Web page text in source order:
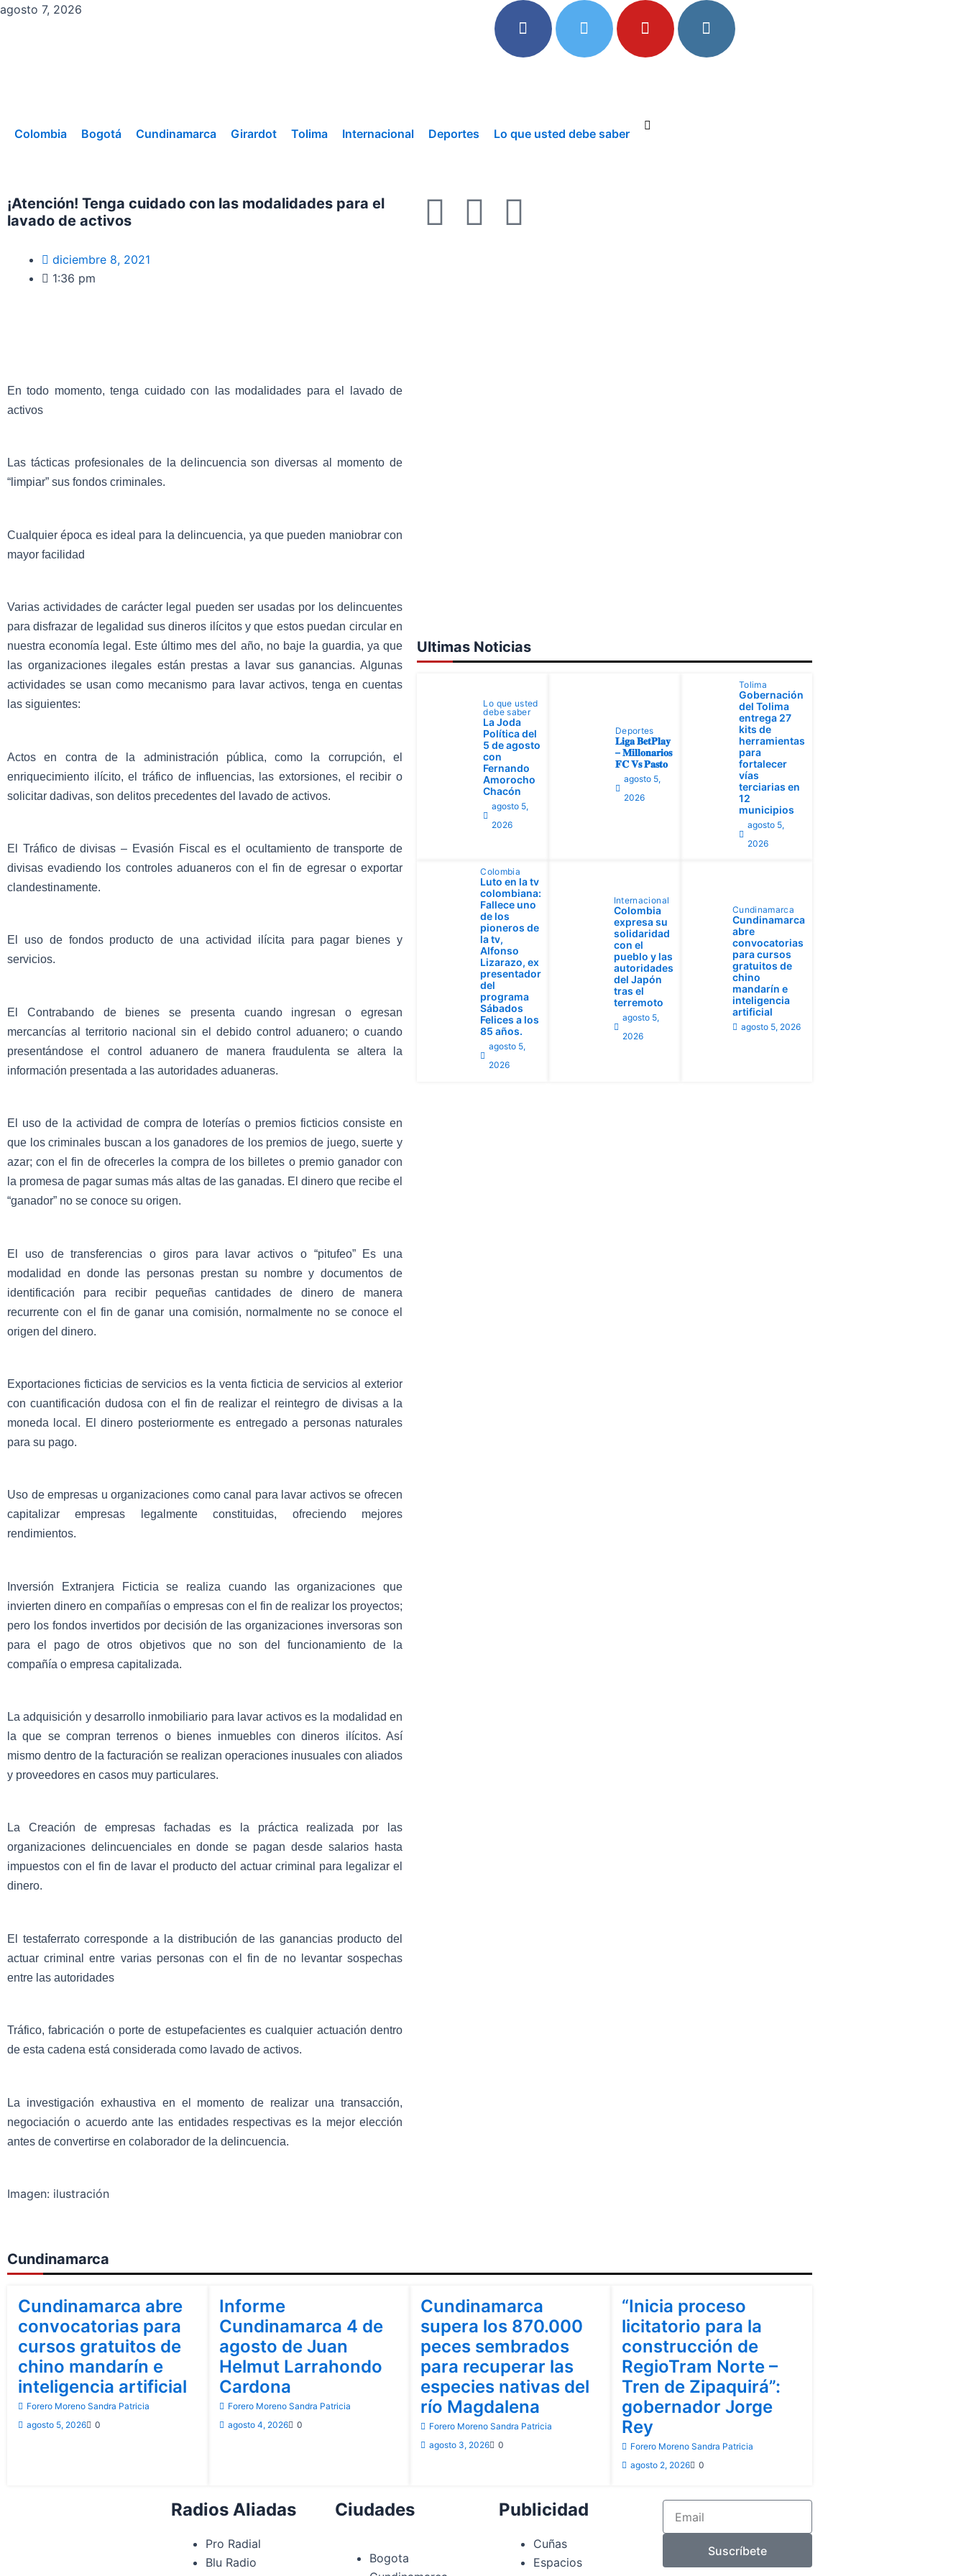
Ir
agosto 7, 2026
Colombia Bogotá Cundinamarca Girardot Tolima Internacional Deportes Lo que usted debe saber
¡Atención! Tenga cuidado con las modalidades para el
lavado de activos
F
T
Y
diciembre 8, 2021
1:36 pm
En todo momento, tenga cuidado con las modalidades para el lavado de
activos
Las tácticas profesionales de la delincuencia son diversas al momento de
“limpiar” sus fondos criminales.
Cualquier época es ideal para la delincuencia, ya que pueden maniobrar con
mayor facilidad
Varias actividades de carácter legal pueden ser usadas por los delincuentes
para disfrazar de legalidad sus dineros ilícitos y que estos puedan circular en
nuestra economía legal. Este último mes del año, no baje la guardia, ya que
las organizaciones ilegales están prestas a lavar sus ganancias. Algunas
actividades se usan como mecanismo para lavar activos, tenga en cuentas
las siguientes:
Actos en contra de la administración pública, como la corrupción, el
enriquecimiento ilícito, el tráfico de influencias, las extorsiones, el recibir o
solicitar dadivas, son delitos precedentes del lavado de activos.
El Tráfico de divisas – Evasión Fiscal es el ocultamiento de transporte de
divisas evadiendo los controles aduaneros con el fin de egresar o exportar
clandestinamente.
El uso de fondos producto de una actividad ilícita para pagar bienes y
servicios.
El Contrabando de bienes se presenta cuando ingresan o egresan
mercancías al territorio nacional sin el debido control aduanero; o cuando
presentándose el control aduanero de manera fraudulenta se altera la
información presentada a las autoridades aduaneras.
El uso de la actividad de compra de loterías o premios ficticios consiste en
que los criminales buscan a los ganadores de los premios de juego, suerte y
azar; con el fin de ofrecerles la compra de los billetes o premio ganador con
la promesa de pagar sumas más altas de las ganadas. El dinero que recibe el
“ganador” no se conoce su origen.
El uso de transferencias o giros para lavar activos o “pitufeo” Es una
modalidad en donde las personas prestan su nombre y documentos de
identificación para recibir pequeñas cantidades de dinero de manera
recurrente con el fin de ganar una comisión, normalmente no se conoce el
origen del dinero.
Exportaciones ficticias de servicios es la venta ficticia de servicios al exterior
con cuantificación dudosa con el fin de realizar el reintegro de divisas a la
moneda local. El dinero posteriormente es entregado a personas naturales
para su pago.
Uso de empresas u organizaciones como canal para lavar activos se ofrecen
capitalizar empresas legalmente constituidas, ofreciendo mejores
rendimientos.
Inversión Extranjera Ficticia se realiza cuando las organizaciones que
invierten dinero en compañías o empresas con el fin de realizar los proyectos;
pero los fondos invertidos por decisión de las organizaciones inversoras son
para el pago de otros objetivos que no son del funcionamiento de la
compañía o empresa capitalizada.
La adquisición y desarrollo inmobiliario para lavar activos es la modalidad en
la que se compran terrenos o bienes inmuebles con dineros ilícitos. Así
mismo dentro de la facturación se realizan operaciones inusuales con aliados
y proveedores en casos muy particulares.
La Creación de empresas fachadas es la práctica realizada por las
organizaciones delincuenciales en donde se pagan desde salarios hasta
impuestos con el fin de lavar el producto del actuar criminal para legalizar el
dinero.
El testaferrato corresponde a la distribución de las ganancias producto del
actuar criminal entre varias personas con el fin de no levantar sospechas
entre las autoridades
Tráfico, fabricación o porte de estupefacientes es cualquier actuación dentro
de esta cadena está considerada como lavado de activos.
La investigación exhaustiva en el momento de realizar una transacción,
negociación o acuerdo ante las entidades respectivas es la mejor elección
antes de convertirse en colaborador de la delincuencia.
Imagen: ilustración
Ultimas Noticias
Lo que usted
debe saber
La Joda
Política del
5 de agosto
con
Fernando
Amorocho
Chacón
agosto 5,
2026
Deportes
𝐋𝐢𝐠𝐚 𝐁𝐞𝐭𝐏𝐥𝐚𝐲
– 𝐌𝐢𝐥𝐥𝐨𝐧𝐚𝐫𝐢𝐨𝐬
𝐅𝐂 𝐕𝐬 𝐏𝐚𝐬𝐭𝐨
agosto 5,
2026
Tolima
Gobernación
del Tolima
entrega 27
kits de
herramientas
para
fortalecer
vías
terciarias en
12
municipios
agosto 5,
2026
Colombia
Luto en la tv
colombiana:
Fallece uno
de los
pioneros de
la tv,
Alfonso
Lizarazo, ex
presentador
del
programa
Sábados
Felices a los
85 años.
agosto 5,
2026
Internacional
Colombia
expresa su
solidaridad
con el
pueblo y las
autoridades
del Japón
tras el
terremoto
agosto 5,
2026
Cundinamarca
Cundinamarca
abre
convocatorias
para cursos
gratuitos de
chino
mandarín e
inteligencia
artificial
agosto 5, 2026
Cundinamarca
Cundinamarca
Cundinamarca abre
convocatorias para
cursos gratuitos de
chino mandarín e
inteligencia artificial
Forero Moreno Sandra Patricia
agosto 5, 2026
0
Informe
Cundinamarca 4 de
agosto de Juan
Helmut Larrahondo
Cardona
Forero Moreno Sandra Patricia
agosto 4, 2026
0
Cundinamarca
supera los 870.000
peces sembrados
para recuperar las
especies nativas del
río Magdalena
Forero Moreno Sandra Patricia
agosto 3, 2026
0
“Inicia proceso
licitatorio para la
construcción de
RegioTram Norte –
Tren de Zipaquirá”:
gobernador Jorge
Rey
Forero Moreno Sandra Patricia
agosto 2, 2026
0
Radios Aliadas
Pro Radial
Blu Radio
Ciudades
Bogota
Publicidad
Cuñas
Espacios
Suscríbete